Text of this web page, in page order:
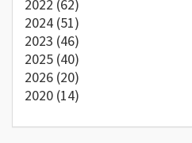
2022 (62)
2024 (51)
2023 (46)
2025 (40)
2026 (20)
2020 (14)